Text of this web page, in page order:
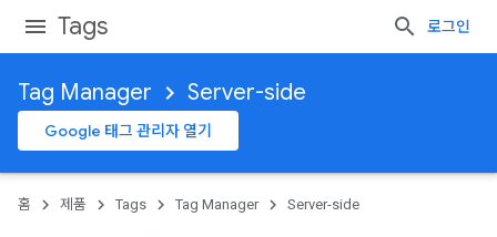
Tags 로그인
Tag Manager Server-side
Google 태그 관리자 열기
홈 제품 Tags Tag Manager Server-side